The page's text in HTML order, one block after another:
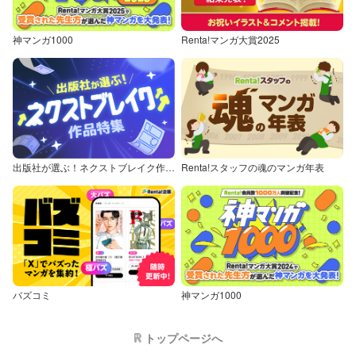
神マンガ1000 Renta!マンガ大賞2025
出版社が選ぶ！ネクストブレイク作品特集 Renta!スタッフの魂のマンガ年表
バズコミ 神マンガ1000
トップページへ